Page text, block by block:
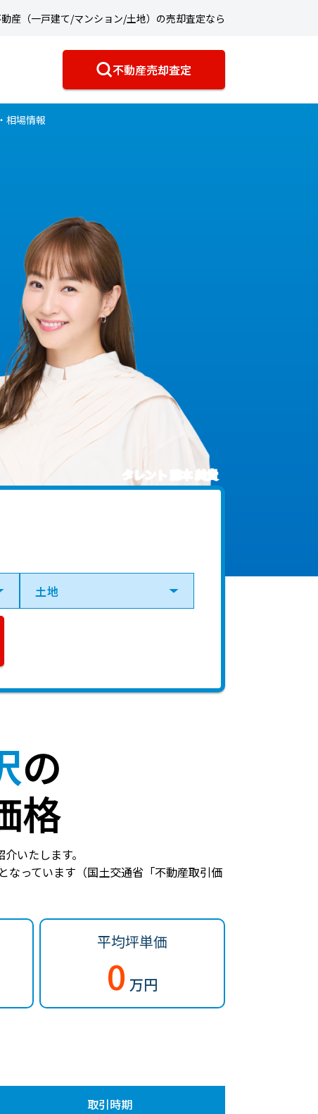
産（一戸建て/マンション/土地）の売却査定なら
不動産売却査定
相場情報
タレント 藤本 美貴
の
格
いたします。
となっています（国土交通省「不動産取引価
平均坪単価
0 万円
取引時期